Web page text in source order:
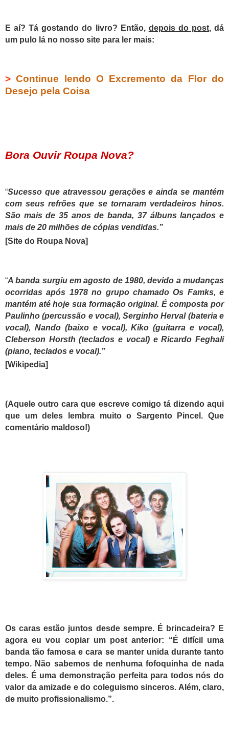
E aí? Tá gostando do livro? Então, depois do post, dá
um pulo lá no nosso site para ler mais:
>Continue lendo O Excremento da Flor do
Desejo pela Coisa
Bora Ouvir Roupa Nova?
“Sucesso que atravessou gerações e ainda se mantém
com seus refrões que se tornaram verdadeiros hinos.
São mais de 35 anos de banda, 37 álbuns lançados e
mais de 20 milhões de cópias vendidas.”
[Site do Roupa Nova]
“A banda surgiu em agosto de 1980, devido a mudanças
ocorridas após 1978 no grupo chamado Os Famks, e
mantém até hoje sua formação original. É composta por
Paulinho (percussão e vocal), Serginho Herval (bateria e
vocal), Nando (baixo e vocal), Kiko (guitarra e vocal),
Cleberson Horsth (teclados e vocal) e Ricardo Feghali
(piano, teclados e vocal).”
[Wikipedia]
(Aquele outro cara que escreve comigo tá dizendo aqui
que um deles lembra muito o Sargento Pincel. Que
comentário maldoso!)
Os caras estão juntos desde sempre. É brincadeira? E
agora eu vou copiar um post anterior: “É difícil uma
banda tão famosa e cara se manter unida durante tanto
tempo. Não sabemos de nenhuma fofoquinha de nada
deles. É uma demonstração perfeita para todos nós do
valor da amizade e do coleguismo sinceros. Além, claro,
de muito profissionalismo.”.